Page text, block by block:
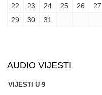
22
23 24 25 26 27
29
30 31
AUDIO VIJESTI
VIJESTI U 9